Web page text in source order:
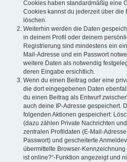
Cookies haben standardmäßig eine
Cookies kannst du jederzeit über die
löschen.
Weiterhin werden die Daten
in deinem Profil oder deinem
Registrierung sind mindestens ein
Mail-Adresse und ein Passwort
weitere Daten als notwendig
deren Eingabe ersichtlich.
Wenn du einen Beitrag oder eine
die dort eingegebenen Daten
du einen Beitrag als Entwurf
auch deine IP-Adresse gespeichert.
folgenden Aktionen gespeichert:
(dazu zählen Private Nachrichten
zentralen Profildaten (E-Mail-
Passwort) und gescheiterte
übermittelte Browser-Kennzeichnung
ist online?“-Funktion angezeigt und